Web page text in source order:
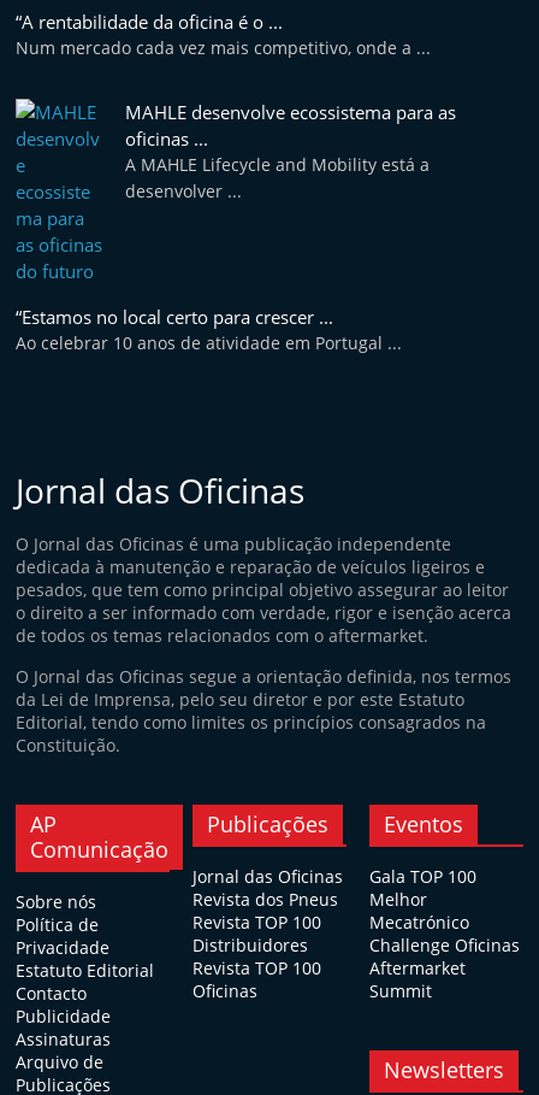
e
e
P
o
g
“A rentabilidade da oficina é o ...
Num mercado cada vez mais competitivo, onde a ...
MAHLE desenvolve ecossistema para as
oficinas ...
A MAHLE Lifecycle and Mobility está a
desenvolver ...
“Estamos no local certo para crescer ...
Ao celebrar 10 anos de atividade em Portugal ...
Jornal das Oficinas
O Jornal das Oficinas é uma publicação independente
dedicada à manutenção e reparação de veículos ligeiros e
pesados, que tem como principal objetivo assegurar ao leitor
o direito a ser informado com verdade, rigor e isenção acerca
de todos os temas relacionados com o aftermarket.
O Jornal das Oficinas segue a orientação definida, nos termos
da Lei de Imprensa, pelo seu diretor e por este Estatuto
Editorial, tendo como limites os princípios consagrados na
Constituição.
AP
Comunicação
Sobre nós
Política de
Privacidade
Estatuto Editorial
Contacto
Publicidade
Assinaturas
Arquivo de
Publicações
Publicações
Jornal das Oficinas
Revista dos Pneus
Revista TOP 100
Distribuidores
Revista TOP 100
Oficinas
Eventos
Gala TOP 100
Melhor
Mecatrónico
Challenge Oficinas
Aftermarket
Summit
Newsletters